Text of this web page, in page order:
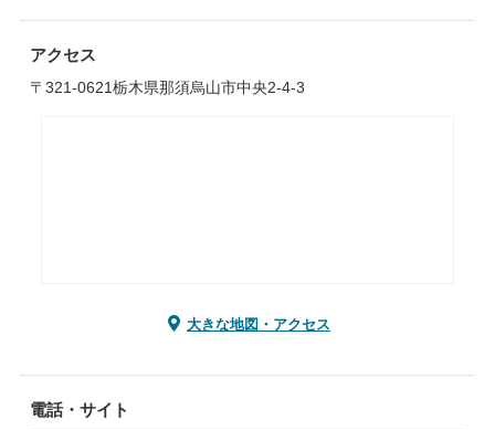
アクセス
〒321-0621栃木県那須烏山市中央2-4-3
大きな地図・アクセス
電話・サイト